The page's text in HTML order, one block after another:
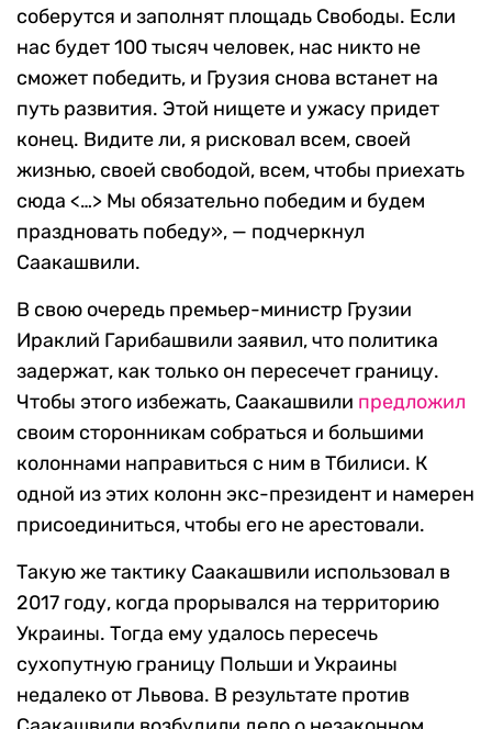
соберутся и заполнят площадь Свободы. Если
нас будет 100 тысяч человек, нас никто не
сможет победить, и Грузия снова встанет на
путь развития. Этой нищете и ужасу придет
конец. Видите ли, я рисковал всем, своей
жизнью, своей свободой, всем, чтобы приехать
сюда <…> Мы обязательно победим и будем
праздновать победу», — подчеркнул
Саакашвили.
В свою очередь премьер-министр Грузии
Ираклий Гарибашвили заявил, что политика
задержат, как только он пересечет границу.
Чтобы этого избежать, Саакашвили предложил
своим сторонникам собраться и большими
колоннами направиться с ним в Тбилиси. К
одной из этих колонн экс-президент и намерен
присоединиться, чтобы его не арестовали.
Такую же тактику Саакашвили использовал в
2017 году, когда прорывался на территорию
Украины. Тогда ему удалось пересечь
сухопутную границу Польши и Украины
недалеко от Львова. В результате против